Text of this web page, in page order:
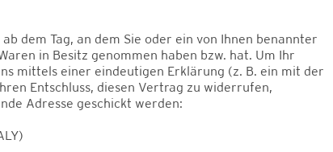
dem Tag, an dem Sie oder ein von Ihnen benannter
in Besitz genommen haben bzw. hat. Um Ihr
mittels einer eindeutigen Erklärung (z. B. ein mit der
Entschluss, diesen Vertrag zu widerrufen,
Adresse geschickt werden: